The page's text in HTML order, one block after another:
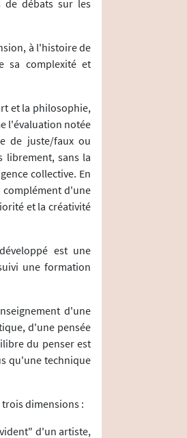
de débats sur les
à l'histoire de
sa complexité et
et la philosophie,
l'évaluation notée
de juste/faux ou
librement, sans la
collective. En
complément d'une
et la créativité
est une
une formation
d'une
d'une pensée
du penser est
qu'une technique
dimensions :
d'un artiste,